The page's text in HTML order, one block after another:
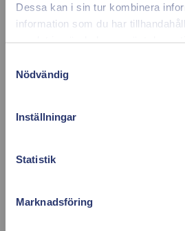
Dessa kan i sin tur kombinera
information som du har
samlat in när du har använt deras
Nödvändig
Inställningar
Statistik
Marknadsföring
januari 2025
november 2024
oktober 2024
Appen
full koll
Se vad som drar el i realtid.
sänk dina kostnader.
Läs mer & ladda ner